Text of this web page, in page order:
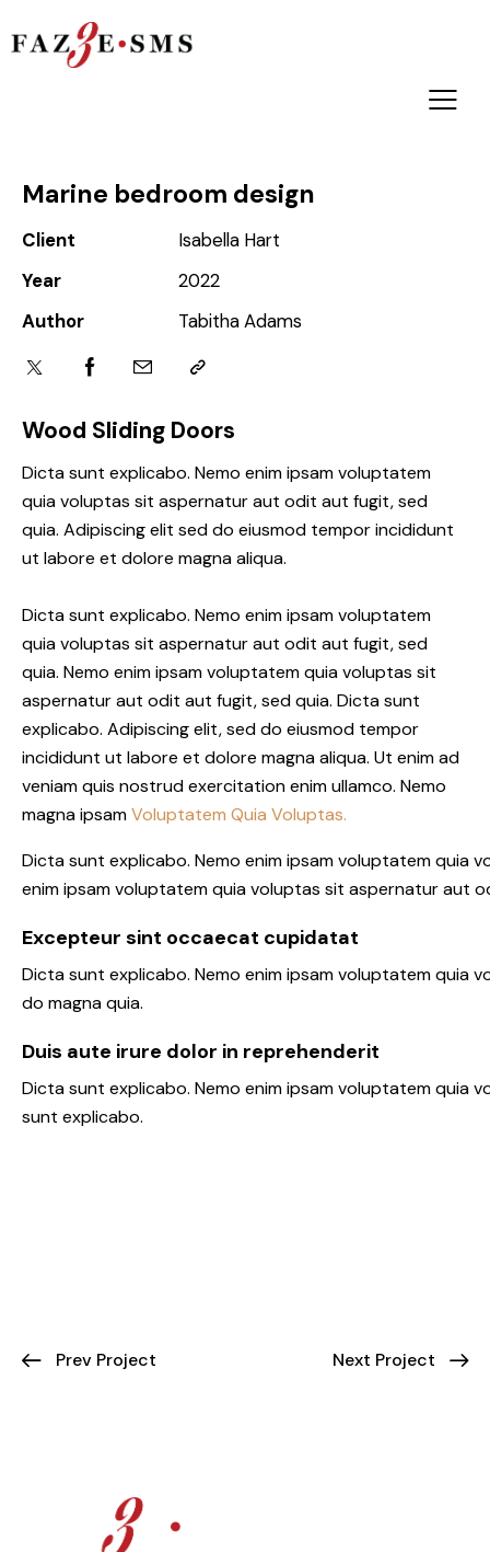
Marine bedroom design
Client
Isabella Hart
Year
2022
Author
Tabitha Adams
Wood Sliding Doors
Dicta sunt explicabo. Nemo enim ipsam voluptatem
quia voluptas sit aspernatur aut odit aut fugit, sed
quia. Adipiscing elit sed do eiusmod tempor incididunt
ut labore et dolore magna aliqua.
Dicta sunt explicabo. Nemo enim ipsam voluptatem
quia voluptas sit aspernatur aut odit aut fugit, sed
quia. Nemo enim ipsam voluptatem quia voluptas sit
aspernatur aut odit aut fugit, sed quia. Dicta sunt
explicabo. Adipiscing elit, sed do eiusmod tempor
incididunt ut labore et dolore magna aliqua. Ut enim ad
veniam quis nostrud exercitation enim ullamco. Nemo
magna ipsamVoluptatem Quia Voluptas.
Dicta sunt explicabo. Nemo enim ipsam voluptatem quia
enim ipsam voluptatem quia voluptas sit aspernatur aut
Excepteur sint occaecat cupidatat
Dicta sunt explicabo. Nemo enim ipsam voluptatem
do magna quia.
Duis aute irure dolor in reprehenderit
Dicta sunt explicabo. Nemo enim ipsam voluptatem
sunt explicabo.
Prev Project Next Project